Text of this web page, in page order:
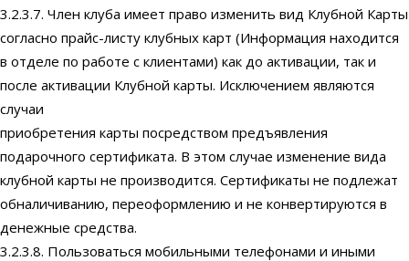
3.2.3.7. Член клуба имеет право изменить вид Клубной Карты
согласно прайс-листу клубных карт (Информация находится
в отделе по работе с клиентами) как до активации, так и
после активации Клубной карты. Исключением являются
случаи
приобретения карты посредством предъявления
подарочного сертификата. В этом случае изменение вида
клубной карты не производится. Сертификаты не подлежат
обналичиванию, переоформлению и не конвертируются в
денежные средства.
3.2.3.8. Пользоваться мобильными телефонами и иными